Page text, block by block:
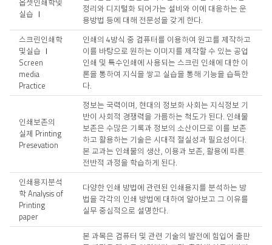
개
옵셋인쇄학및
실습 Ⅰ
정리와 디지털화 되어가는 설비와 이에 대응하는 운
용방법 등에 대해 전문성을 갖게 한다.
스크린인쇄학
및실습 Ⅰ
Screen
media
Practice
인쇄의 4방식 중 컴퓨터를 이용하여 원고를 제작하고
이를 바탕으로 원하는 이미지를 제작할 수 있는 공업
인쇄 및 특수인쇄에 사용되는 스크린 인쇄에 대한 이
론을 통하여 지식을 쌓고 실습을 통해 기능을 습득한
다.
인쇄보존의
실제 Printing
Presevation
정보는 국력이며, 현대의 정보화 사회는 지식정보 기
반이 사회적 경쟁력을 가름하는 척도가 된다. 인쇄물
보존은 수많은 기록과 정보의 소산이므로 이를 보존
하고 활용하는 기술은 시대적 절실성과 필요성이다.
본 교과는 인쇄물의 생산, 이용과 보존, 활용에 따른
전반적 과정을 학습하게 된다.
인쇄용지분석
학 Analysis of
Printing
paper
다양한 인쇄 방법에 관련된 인쇄용지를 분석하는 방
법을 각각의 인쇄 방법에 대하여 알아보고 그 이유를
실무 중심적으로 설명한다.
본 과목은 컴퓨터 및 관련 기술의 발전에 힘입어 출판